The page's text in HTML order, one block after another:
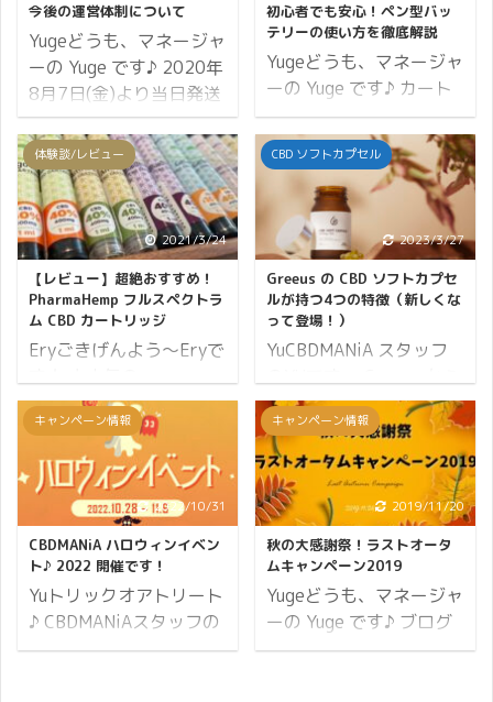
今後の運営体制について
Yugeどうも、マネージャ
ーの Yuge です♪ 2020年
8月7日(金)より当日発送
の締め切りと電話お問い
合わせ窓口の受付時間が
変更となります。 現在
CBDMANiA のショールー
ム（店舗）は新型コロナ
ウイルスの影響で引き続
き営業は自粛しています
が、ウェブサイトではい
つでもお買い物ができま
すので是非ともご利用く
ださい。 それでは変更と
なりました発送と電話の
受付時間についてお知ら
せいたします。 当日発送
について これまでは14
時までのご決済で当日発
送をしていましたが、13
時までのご決済で当日発
送とさせて ...
初心者でも安心！ペン型バッ
テリーの使い方を徹底解説
Yugeどうも、マネージャ
ーの Yuge です♪ カート
リッジやリキッドの CBD
製品を使用する上で欠か
せないのが VAPE（電子
タバコ）です。 CBD を
蒸気摂取するなら不可欠
なアイテムになりますが
「種類がたくさんあって
どれを選べばいいのかわ
からない」というお声を
よくいただきます。 液体
を水蒸気化させられるな
らどのような VAPE を選
んでも大丈夫ですが、今
回使い方をお教えするの
は 510規格の ペンバッ
テリーです。 ※2023年
1月現在、この記事で使
用しております MAX
PEN BATTERY の ...
体験談/レビュー
2021/3/24
【レビュー】超絶おすすめ！
PharmaHemp フルスペクトラ
ム CBD カートリッジ
Eryごきげんよう～Eryで
PharmaHemp フルスペク
トラム CBD カートリッ
ジに興味が湧いたので試
してみました。 この記事
でご紹介するCBDカート
リッジの感想を一言で表
すなら、最高のCBD感に
ノックアウト！これは是
非とも試して欲しい逸品
CBD ソフトカプセル
2023/3/27
Greeus の CBD ソフトカプセ
ルが持つ4つの特徴（新しくな
って登場！）
YuCBDMANiA スタッフ
CBD ソフトカプセルがリ
ニューアルして再登場し
ました。 CBD含有量が 1
粒につき10mgと倍増！
商品ページでは栄養成分
表示や注意事項などを見
ることができますが、
CBD ソフトカプセルは一
体どういう特徴を持って
いるのでしょうか？ そこ
キャンペーン情報
2022/10/31
CBDMANiA ハロウィンイベン
ト♪ 2022 開催です！
Yuトリックオアトリート
♪ CBDMANiAスタッフの
YUです。 今年も
キャンペーン情報
2019/11/20
秋の大感謝祭！ラストオータ
ムキャンペーン2019
Yugeどうも、マネージャ
ーの Yuge です♪ ブログ
をご覧いただきましてあ